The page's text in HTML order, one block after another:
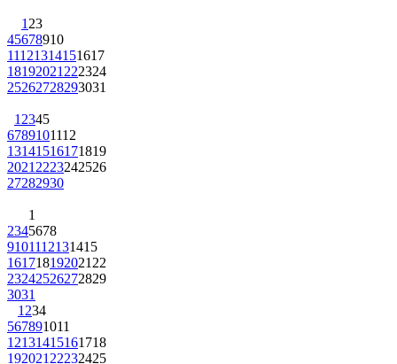
1 23
45678910
11121314151617
18192021 222324
25262728293031
1 2345
6789101112
13141516171819
2021 2223242526
27282930
1
2345678
9101112131415
161718192021 22
23242526272829
3031
1 234
567891011
12131415161718
192021 22232425